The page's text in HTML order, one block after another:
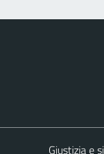
Giustizia e